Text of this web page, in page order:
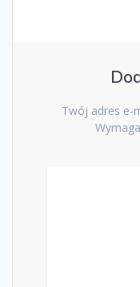
Twój adres e-